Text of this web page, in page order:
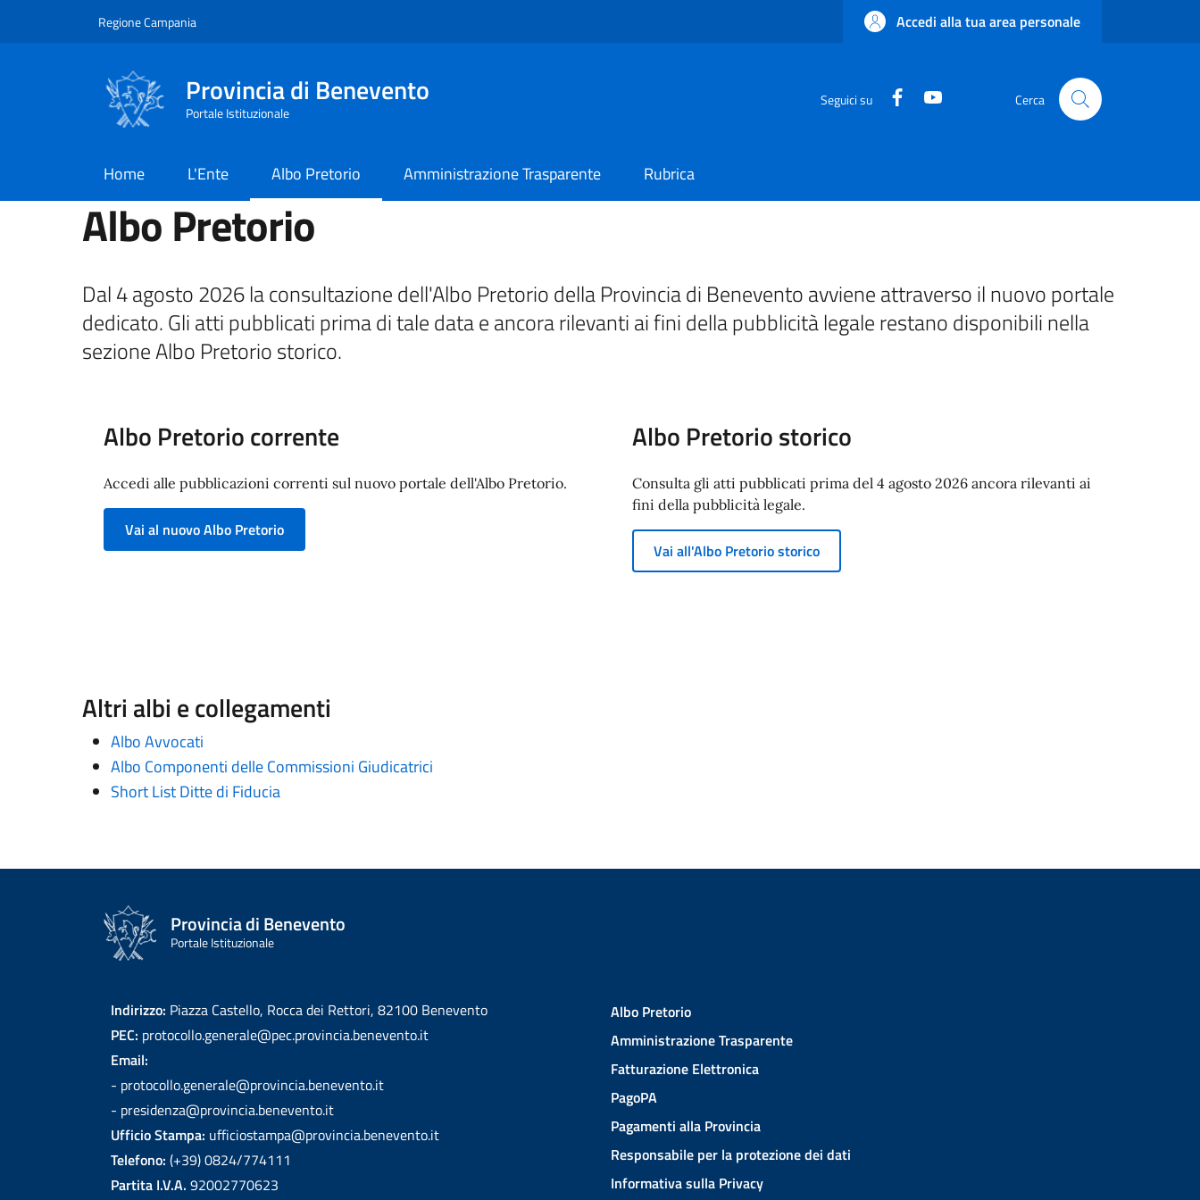
Regione Campania Accedi alla tua area personale
Provincia di Benevento
Portale Istituzionale
Seguici su Facebook Cerca
Home L'Ente Albo Pretorio Amministrazione Trasparente Rubrica
Albo Pretorio
Dal 4 agosto 2026 la consultazione dell'Albo Pretorio della Provincia di Benevento avviene attraverso il nuovo portale
dedicato. Gli atti pubblicati prima di tale data e ancora rilevanti ai fini della pubblicità legale restano disponibili nella
sezione Albo Pretorio storico.
Albo Pretorio corrente
Accedi alle pubblicazioni correnti sul nuovo portale dell'Albo Pretorio.
Vai al nuovo Albo Pretorio
Albo Pretorio storico
Consulta gli atti pubblicati prima del 4 agosto 2026 ancora rilevanti ai
fini della pubblicità legale.
Vai all'Albo Pretorio storico
Altri albi e collegamenti
Albo Avvocati
Albo Componenti delle Commissioni Giudicatrici
Short List Ditte di Fiducia
Provincia di Benevento
Portale Istituzionale
Indirizzo: Piazza Castello, Rocca dei Rettori, 82100 Benevento
PEC: protocollo.generale@pec.provincia.benevento.it
Email:
- protocollo.generale@provincia.benevento.it
- presidenza@provincia.benevento.it
Ufficio Stampa: ufficiostampa@provincia.benevento.it
Telefono: (+39) 0824/774111
Partita I.V.A. 92002770623
Albo Pretorio
Amministrazione Trasparente
Fatturazione Elettronica
PagoPA
Pagamenti alla Provincia
Responsabile per la protezione dei dati
Informativa sulla Privacy